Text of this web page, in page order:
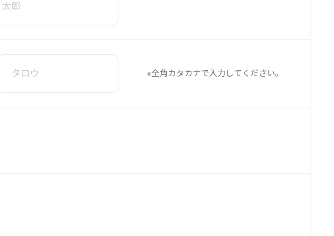
※全角カタカナで入力してください。